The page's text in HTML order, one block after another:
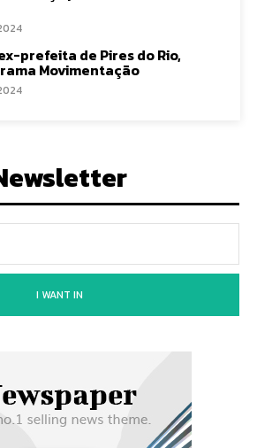
prefeita de Pires do Rio,
Movimentação
I WANT IN